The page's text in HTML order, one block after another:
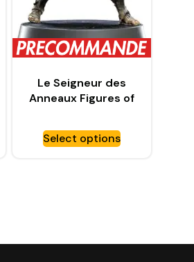
Le Seigneur des
Anneaux Figures of
PVC Lurtz – WETA
WORKSHOP
Select options